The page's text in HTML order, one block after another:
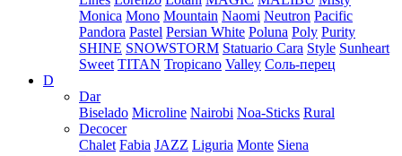
Monica Mono Mountain Naomi Neutron Pacific
Pandora Pastel Persian White Poluna Poly Purity
SHINE SNOWSTORM Statuario Cara Style Sunheart
Sweet TITAN Tropicano Valley Соль-перец
D
Dar
Biselado Microline Nairobi Noa-Sticks Rural
Decocer
Chalet Fabia JAZZ Liguria Monte Siena